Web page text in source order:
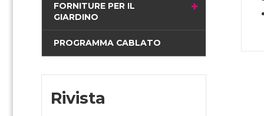
FORNITURE PER IL
GIARDINO
PROGRAMMA CABLATO
Rivista